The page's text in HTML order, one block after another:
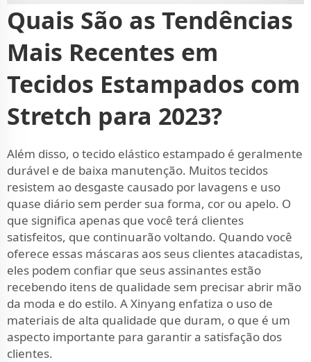
Quais São as Tendências
Mais Recentes em
Tecidos Estampados com
Stretch para 2023?
Além disso, o tecido elástico estampado é geralmente
durável e de baixa manutenção. Muitos tecidos
resistem ao desgaste causado por lavagens e uso
quase diário sem perder sua forma, cor ou apelo. O
que significa apenas que você terá clientes
satisfeitos, que continuarão voltando. Quando você
oferece essas máscaras aos seus clientes atacadistas,
eles podem confiar que seus assinantes estão
recebendo itens de qualidade sem precisar abrir mão
da moda e do estilo. A Xinyang enfatiza o uso de
materiais de alta qualidade que duram, o que é um
aspecto importante para garantir a satisfação dos
clientes.